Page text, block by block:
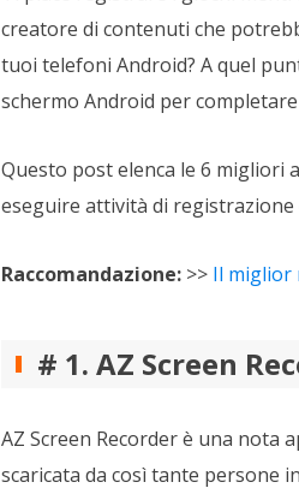
creatore di contenuti che
tuoi telefoni Android? A quel
schermo Android per
Questo post elenca le 6 migliori
eseguire attività di registrazione
Raccomandazione:>> Il miglior
# 1. AZ Screen
AZ Screen Recorder è una nota
scaricata da così tante persone